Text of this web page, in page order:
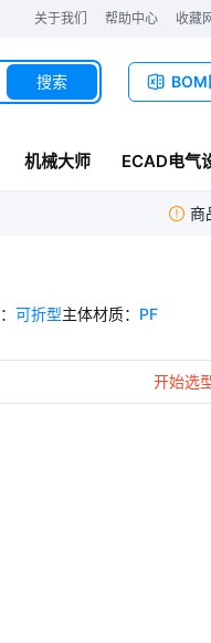
关于我们 帮助中心 收藏
BOM
搜索
机械大师 ECAD电气
商
： 可折型主体材质： PF
开始选